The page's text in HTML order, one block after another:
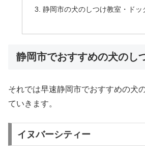
静岡市の犬のしつけ教室・ドッ
静岡市でおすすめの犬のし
それでは早速静岡市でおすすめの犬
ていきます。
イヌバーシティー